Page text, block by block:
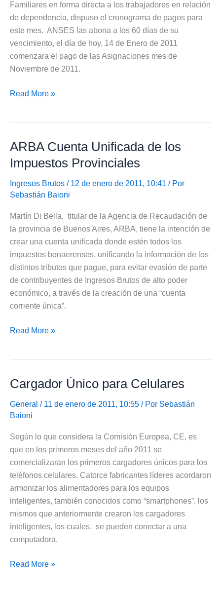
Familiares en forma directa a los trabajadores en relación
de dependencia, dispuso el cronograma de pagos para
este mes. ANSES las abona a los 60 días de su
vencimiento, el día de hoy, 14 de Enero de 2011
comenzara el pago de las Asignaciones mes de
Noviembre de 2011.
Fechas
las
Asignaciones
Familiares
mes
de
de
2011
Read More »
ARBA Cuenta Unificada de los
Impuestos Provinciales
Ingresos Brutos / 12 de enero de 2011, 10:41 / Por
Sebastián Baioni
Martín Di Bella, titular de la Agencia de Recaudación de
la provincia de Buenos Aires, ARBA, tiene la intención de
crear una cuenta unificada donde estén todos los
impuestos bonaerenses, unificando la información de los
distintos tributos que pague, para evitar evasión de parte
de contribuyentes de Ingresos Brutos de alto poder
económico, a través de la creación de una “cuenta
corriente única”.
ARBA
los
Provinciales
Read More »
Cargador Único para Celulares
General / 11 de enero de 2011, 10:55 / Por Sebastián
Baioni
Según lo que considera la Comisión Europea, CE, es
que en los primeros meses del año 2011 se
comercializaran los primeros cargadores únicos para los
teléfonos celulares. Catorce fabricantes líderes acordaron
armonizar los alimentadores para los equipos
inteligentes, también conocidos como “smartphones”, los
mismos que anteriormente crearon los cargadores
inteligentes, los cuales, se pueden conectar a una
computadora.
Cargador
Read More »